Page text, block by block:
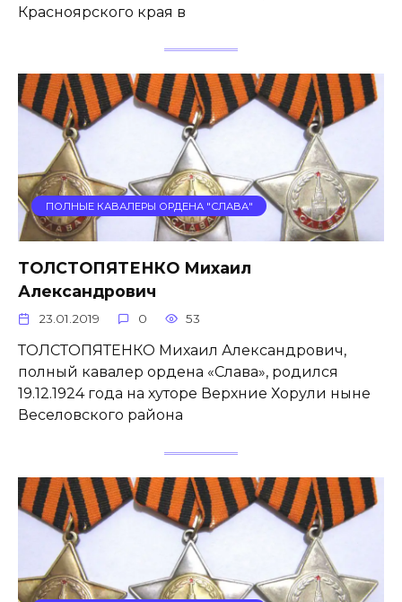
Красноярского края в
ПОЛНЫЕ КАВАЛЕРЫ ОРДЕНА "СЛАВА"
ТОЛСТОПЯТЕНКО Михаил
Александрович
23.01.2019 0 53
ТОЛСТОПЯТЕНКО Михаил Александрович,
полный кавалер ордена «Слава», родился
19.12.1924 года на хуторе Верхние Хорули ныне
Веселовского района